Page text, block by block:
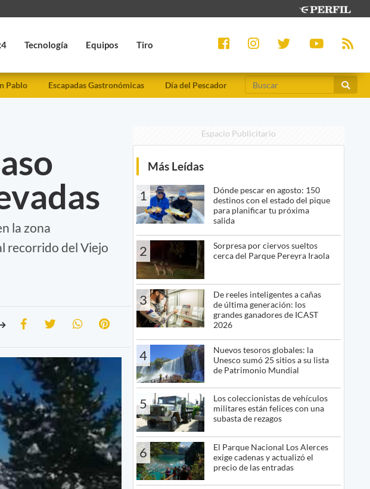
Tecnología Equipos Tiro
Pablo Escapadas Gastronómicas Día del Pescador
la zona
recorrido del Viejo
Espacio Publicitario
Más Leídas
1
Dónde pescar en agosto: 150
destinos con el estado del pique
para planificar tu próxima
salida
2
Sorpresa por ciervos sueltos
cerca del Parque Pereyra Iraola
3
De reeles inteligentes a cañas
de última generación: los
grandes ganadores de ICAST
2026
4
Nuevos tesoros globales: la
Unesco sumó 25 sitios a su lista
de Patrimonio Mundial
5
Los coleccionistas de vehículos
militares están felices con una
subasta de rezagos
6
El Parque Nacional Los Alerces
exige cadenas y actualizó el
precio de las entradas